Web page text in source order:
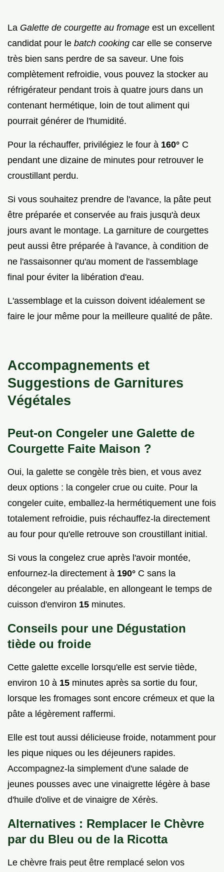
La Galette de courgette au fromage est un excellent
candidat pour le batch cooking car elle se conserve
très bien sans perdre de sa saveur. Une fois
complètement refroidie, vous pouvez la stocker au
réfrigérateur pendant trois à quatre jours dans un
contenant hermétique, loin de tout aliment qui
pourrait générer de l'humidité.
Pour la réchauffer, privilégiez le four à 160° C
pendant une dizaine de minutes pour retrouver le
croustillant perdu.
Si vous souhaitez prendre de l'avance, la pâte peut
être préparée et conservée au frais jusqu'à deux
jours avant le montage. La garniture de courgettes
peut aussi être préparée à l'avance, à condition de
ne l'assaisonner qu'au moment de l'assemblage
final pour éviter la libération d'eau.
L'assemblage et la cuisson doivent idéalement se
faire le jour même pour la meilleure qualité de pâte.
Accompagnements et
Suggestions de Garnitures
Végétales
Peut-on Congeler une Galette de
Courgette Faite Maison ?
Oui, la galette se congèle très bien, et vous avez
deux options : la congeler crue ou cuite. Pour la
congeler cuite, emballez-la hermétiquement une fois
totalement refroidie, puis réchauffez-la directement
au four pour qu'elle retrouve son croustillant initial.
Si vous la congelez crue après l'avoir montée,
enfournez-la directement à 190° C sans la
décongeler au préalable, en allongeant le temps de
cuisson d'environ 15 minutes.
Conseils pour une Dégustation
tiède ou froide
Cette galette excelle lorsqu'elle est servie tiède,
environ 10 à 15 minutes après sa sortie du four,
lorsque les fromages sont encore crémeux et que la
pâte a légèrement raffermi.
Elle est tout aussi délicieuse froide, notamment pour
les pique niques ou les déjeuners rapides.
Accompagnez-la simplement d'une salade de
jeunes pousses avec une vinaigrette légère à base
d'huile d'olive et de vinaigre de Xérès.
Alternatives : Remplacer le Chèvre
par du Bleu ou de la Ricotta
Le chèvre frais peut être remplacé selon vos